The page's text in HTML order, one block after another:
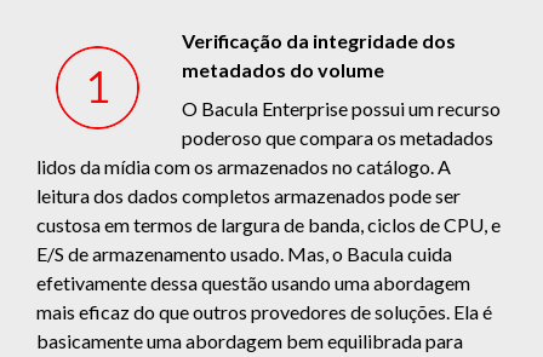
Verificação da integridade dos
metadados do volume
O Bacula Enterprise possui um recurso
poderoso que compara os metadados
lidos da mídia com os armazenados no catálogo. A
leitura dos dados completos armazenados pode ser
custosa em termos de largura de banda, ciclos de CPU, e
E/S de armazenamento usado. Mas, o Bacula cuida
efetivamente dessa questão usando uma abordagem
mais eficaz do que outros provedores de soluções. Ela é
basicamente uma abordagem bem equilibrada para